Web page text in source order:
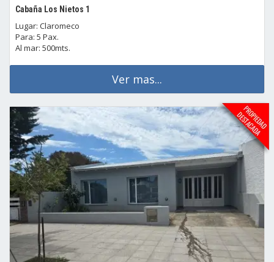
Cabaña Los Nietos 1
Lugar: Claromeco
Para: 5 Pax.
Al mar: 500mts.
Ver mas...